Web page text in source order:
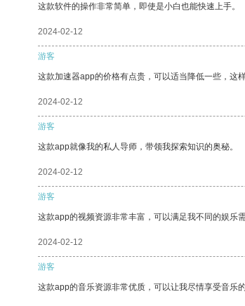
这款软件的操作非常简单，即使是小白也能快速上手。
2024-02-12
游客
这款加速器app的价格有点贵，可以适当降低一些，这样
2024-02-12
游客
这款app就像我的私人导师，带领我探索知识的奥秘。
2024-02-12
游客
这款app的视频资源非常丰富，可以满足我不同的娱乐需
2024-02-12
游客
这款app的音乐资源非常优质，可以让我尽情享受音乐的